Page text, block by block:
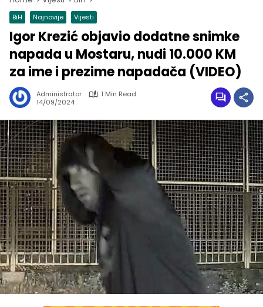
BiH Najnovije Vijesti
Igor Krezić objavio dodatne snimke
napada u Mostaru, nudi 10.000 KM
za ime i prezime napadača (VIDEO)
Administrator
1 Min Read
14/09/2024